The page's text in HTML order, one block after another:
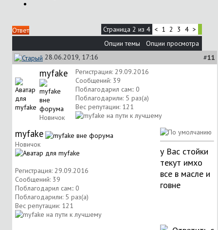
Ответ Страница 2 из 4 < 1 2 3 4 >
Опции темы
Опции просмотра
28.06.2019, 17:16
#11
myfake
Новичок
Регистрация: 29.09.2016
Сообщений: 39
Поблагодарил сам:: 0
Поблагодарили: 5 раз(а)
Вес репутации: 121
myfake
Новичок
Регистрация: 29.09.2016
Сообщений: 39
Поблагодарил сам:: 0
Поблагодарили: 5 раз(а)
Вес репутации: 121
у Вас стойки
текут имхо
все в масле и
говне